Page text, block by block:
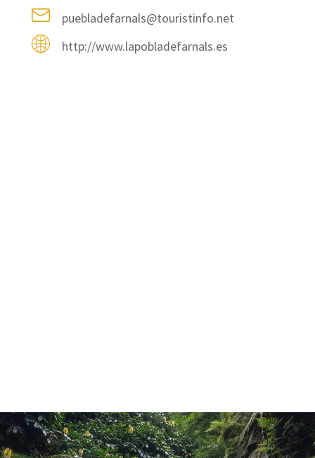
puebladefarnals@touristinfo.net
http://www.lapobladefarnals.es